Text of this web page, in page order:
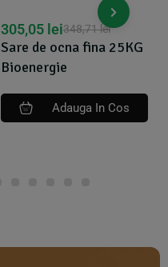
Sare de ocna fina 25KG
Bioenergie
348,71lei
305,05 lei
Adauga In Cos